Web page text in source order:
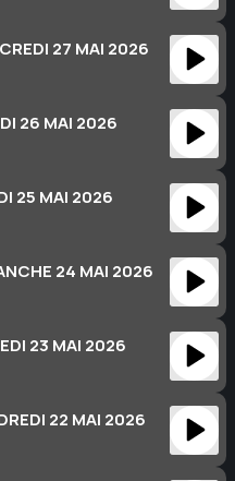
27 MAI 2026
26 MAI 2026
25 MAI 2026
24 MAI 2026
23 MAI 2026
22 MAI 2026